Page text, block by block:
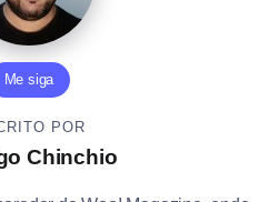
Me siga
POR
Chinchio